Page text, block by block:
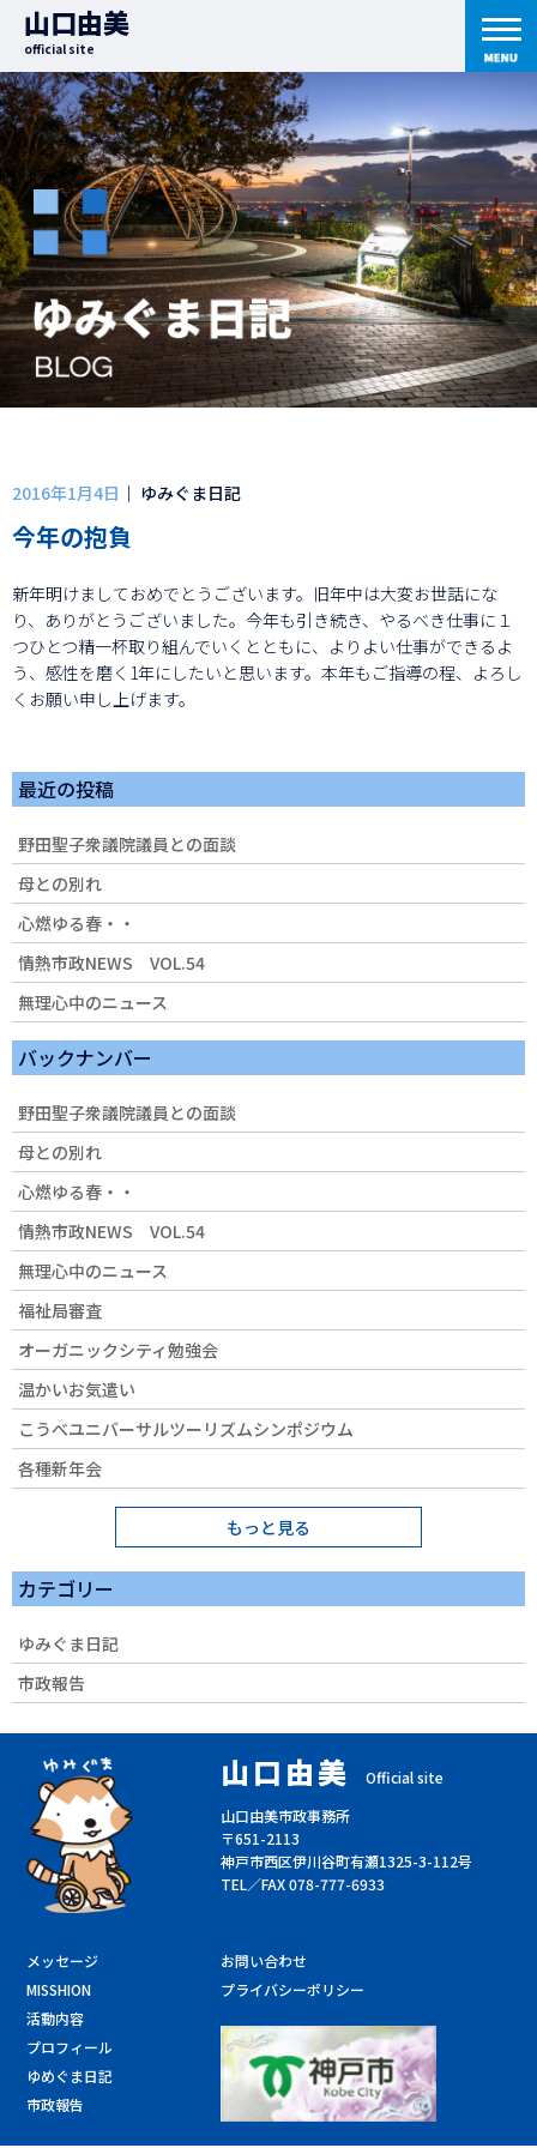
山口由美
official site
2016年1月4日 ｜ ゆみぐま日記
今年の抱負
新年明けましておめでとうございます。旧年中は大変お世話にな
り、ありがとうございました。今年も引き続き、やるべき仕事に１
つひとつ精一杯取り組んでいくとともに、よりよい仕事ができるよ
う、感性を磨く1年にしたいと思います。本年もご指導の程、よろし
くお願い申し上げます。
最近の投稿
野田聖子衆議院議員との面談
母との別れ
心燃ゆる春・・
情熱市政NEWS VOL.54
無理心中のニュース
バックナンバー
野田聖子衆議院議員との面談
母との別れ
心燃ゆる春・・
情熱市政NEWS VOL.54
無理心中のニュース
福祉局審査
オーガニックシティ勉強会
温かいお気遣い
こうべユニバーサルツーリズムシンポジウム
各種新年会
もっと見る
カテゴリー
ゆみぐま日記
市政報告
山口由美
Official site
山口由美市政事務所
〒651-2113
神戸市西区伊川谷町有瀬1325-3-112号
TEL／FAX 078-777-6933
メッセージ
MISSHION
活動内容
プロフィール
ゆめぐま日記
市政報告
お問い合わせ
プライバシーポリシー